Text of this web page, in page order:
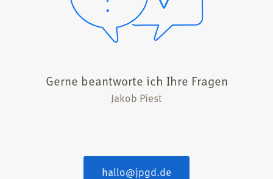
Gerne beantworte ich Ihre Fragen
Jakob Piest
hallo@​jpgd.​de